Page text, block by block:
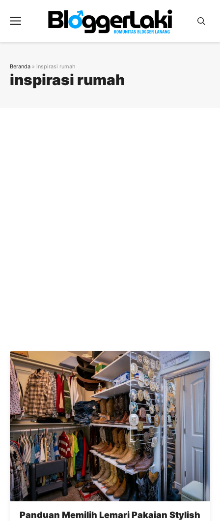
Menu
inspirasi rumah
Beranda » inspirasi rumah
Panduan Memilih Lemari Pakaian Stylish